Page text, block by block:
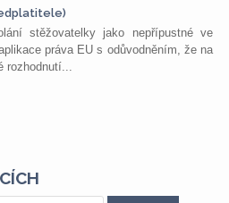
stěžovatelky jako nepřípustné ve
práva EU s odůvodněním, že na
rozhodnutí...